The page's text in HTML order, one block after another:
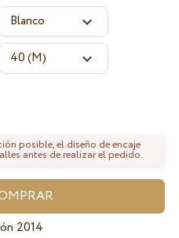
posible, el diseño de encaje
antes de realizar el pedido.
2014